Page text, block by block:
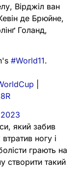
Вірджіл ван
де Брюйне,
Голанд,
#World11.
який забив
ногу і
грають на
створити такий